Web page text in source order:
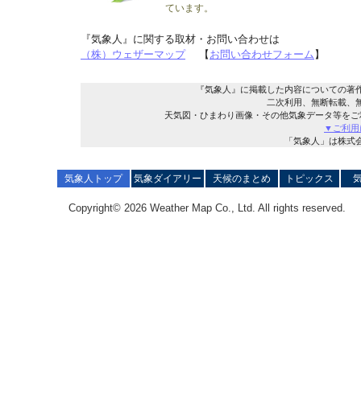
ています。
『気象人』に関する取材・お問い合わせは
（株）ウェザーマップ【 お問い合わせフォーム 】
『気象人』に掲載した内容についての
二次利用、無断転載、
天気図・ひまわり画像・その他気象データ等を
▼ご利用
「気象人」は株
気象人トップ 気象ダイアリー 天候のまとめ トピックス
Copyright© 2026 Weather Map Co., Ltd. All rights reserved.